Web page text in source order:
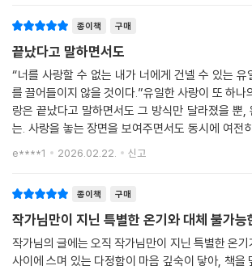
에 대해 말한다. ‘사랑이 있어 다행’이라는 문장은, 사
아니라 사랑할 수 있었던 자신을 긍정하는 선언에 가
김진아는 사랑의 정체성을 규정하거나 선언하지 않
드러났던 자신의 모습들을 복습하듯 기록하며, 사
그리고 그 이후에도 계속되는 삶의 태도를 보여준다.
리』는 사랑을 선택하는 데 더 많은 용기가 필요했던
하게 담아낸다. 이 책이 말하고자 하는 것은 단 하나
킨다는 사실이다.
종이책 구매
끝났다고 말하면서도
“너를 사랑할 수 없는 내가 너에게 건넬 수 있는 유
를 끌어들이지 않을 것이다.”유일한 사랑이 또 하나
랑은 끝났다고 말하면서도 그 방식만 달라졌을 뿐,
는. 사랑을 놓는 장면을 보여주면서도 동시에 여전
는듯한지나간 나의 경험을 보는 듯했다. 행복과 불
e****1 2026.02.22. 신고
종이책 구매
작가님만이 지닌 특별한 온기와 대체 불가능
작가님의 글에는 오직 작가님만이 지닌 특별한 온
사이에 스며 있는 다정함이 마음 깊숙이 닿아, 책을